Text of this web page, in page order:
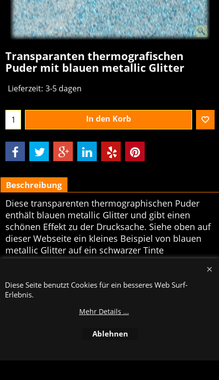
Transparanten thermografischen
Puder mit blauen metallic Glitter
€95.00 excl.BTW
In den Korb
Beschreibung
Diese transparenten thermographischen Puder
enthält blauen metallic Glitter und gibt einen
schönen Effekt zu der Drucksache. Siehe oben auf
dieser Webseite ein kleines Beispiel von blauen
ShopFactory Shop
Diese Seite benutzt Cookies für ein besseres Web Surf-
Erlebnis.
Mehr Details ...
Ablehnen